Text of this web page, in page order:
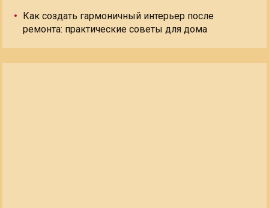
Как создать гармоничный интерьер после
ремонта: практические советы для дома